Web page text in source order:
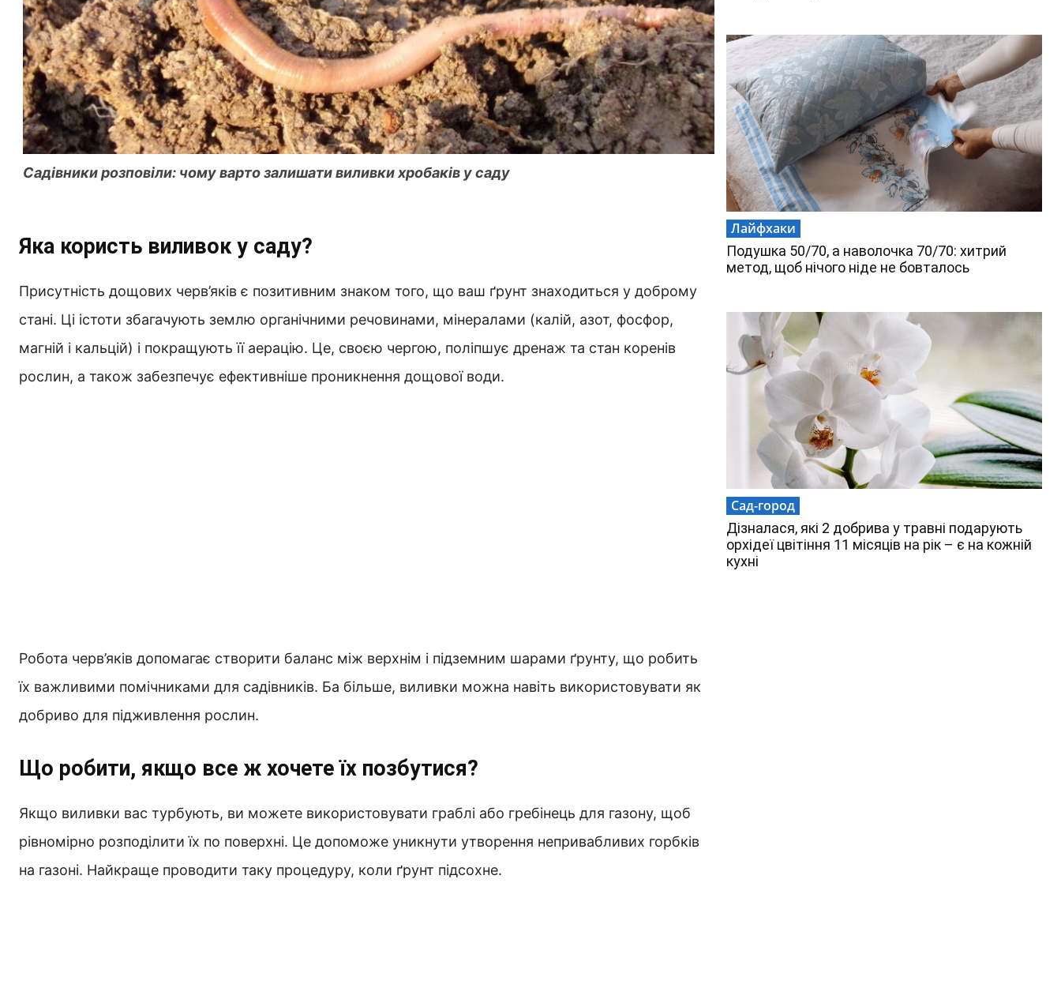
Садівники розповіли: чому варто залишати виливки хробаків у саду
Яка користь виливок у саду?
Присутність дощових черв’яків є позитивним знаком того, що ваш ґрунт знаходиться у доброму
стані. Ці істоти збагачують землю органічними речовинами, мінералами (калій, азот, фосфор,
магній і кальцій) і покращують її аерацію. Це, своєю чергою, поліпшує дренаж та стан коренів
рослин, а також забезпечує ефективніше проникнення дощової води.
Робота черв’яків допомагає створити баланс між верхнім і підземним шарами ґрунту, що робить
їх важливими помічниками для садівників. Ба більше, виливки можна навіть використовувати як
добриво для підживлення рослин.
Що робити, якщо все ж хочете їх позбутися?
Якщо виливки вас турбують, ви можете використовувати граблі або гребінець для газону, щоб
рівномірно розподілити їх по поверхні. Це допоможе уникнути утворення непривабливих горбків
на газоні. Найкраще проводити таку процедуру, коли ґрунт підсохне.
Лайфхаки
Подушка 50/70, а наволочка 70/70: хитрий
метод, щоб нічого ніде не бовталось
Сад-город
Дізналася, які 2 добрива у травні подарують
орхідеї цвітіння 11 місяців на рік – є на кожній
кухні